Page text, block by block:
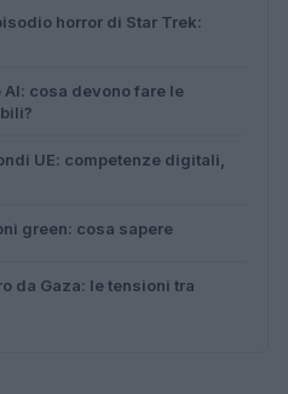
horror di Star Trek:
AI: cosa devono fare le
UE: competenze digitali,
green: cosa sapere
da Gaza: le tensioni tra